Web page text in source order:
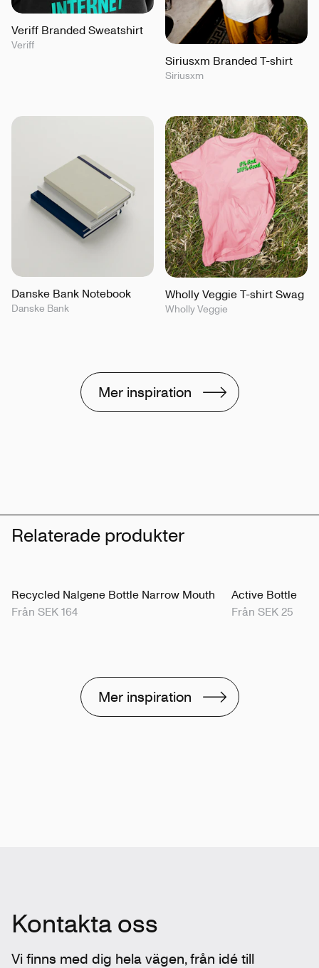
Veriff Branded Sweatshirt
Veriff
Siriusxm Branded T-shirt
Siriusxm
Danske Bank Notebook
Danske Bank
Wholly Veggie T-shirt Swag
Wholly Veggie
Mer inspiration
Relaterade produkter
Recycled Nalgene Bottle Narrow Mouth
Från SEK 164
Active Bottle
Från SEK 25
Mer inspiration
Kontakta oss
Vi finns med dig hela vägen, från idé till